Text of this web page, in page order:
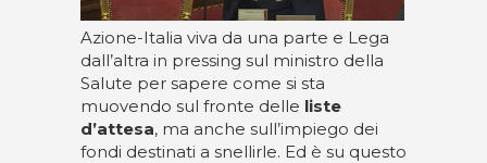
Azione-Italia viva da una parte e Lega
dall’altra in pressing sul ministro della
Salute per sapere come si sta
muovendo sul fronte delle liste
d’attesa, ma anche sull’impiego dei
fondi destinati a snellirle. Ed è su questo